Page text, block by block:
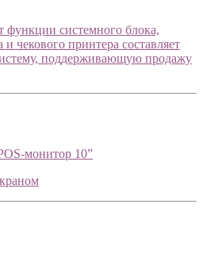
функции системного блока,
чекового принтера составляет
поддерживающую продажу
монитор 10”